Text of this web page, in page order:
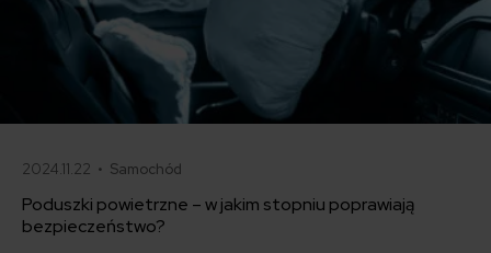
2024.11.22 • Samochód
Poduszki powietrzne – w jakim stopniu poprawiają
bezpieczeństwo?